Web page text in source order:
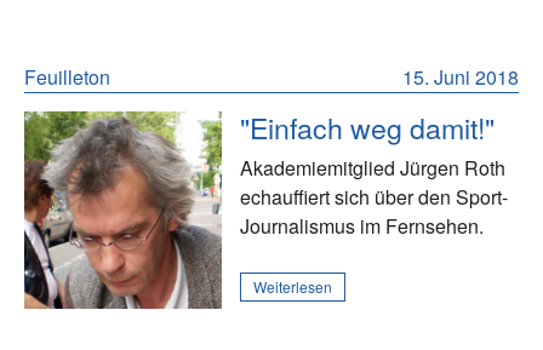
15. Juni 2018
Feuilleton
"Einfach weg damit!"
Akademiemitglied Jürgen Roth
echauffiert sich über den Sport-
Journalismus im Fernsehen.
Weiterlesen